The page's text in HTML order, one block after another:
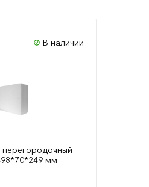
В наличии
перегородочный
мм